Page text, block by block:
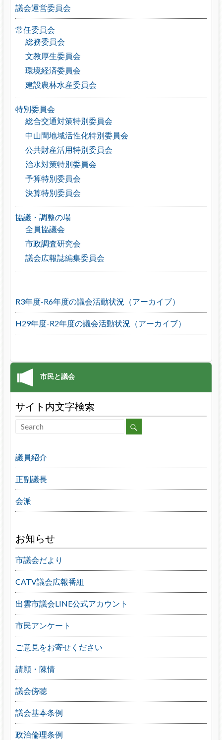
議会運営委員会
常任委員会
総務委員会
文教厚生委員会
環境経済委員会
建設農林水産委員会
特別委員会
総合交通対策特別委員会
中山間地域活性化特別委員会
公共財産活用特別委員会
治水対策特別委員会
予算特別委員会
決算特別委員会
協議・調整の場
全員協議会
市政調査研究会
議会広報誌編集委員会
R3年度-R6年度の議会活動状況（アーカイブ）
H29年度-R2年度の議会活動状況（アーカイブ）
サイト内文字検索
議員紹介
正副議長
会派
お知らせ
市議会だより
CATV議会広報番組
出雲市議会LINE公式アカウント
市民アンケート
ご意見をお寄せください
請願・陳情
議会傍聴
議会基本条例
政治倫理条例